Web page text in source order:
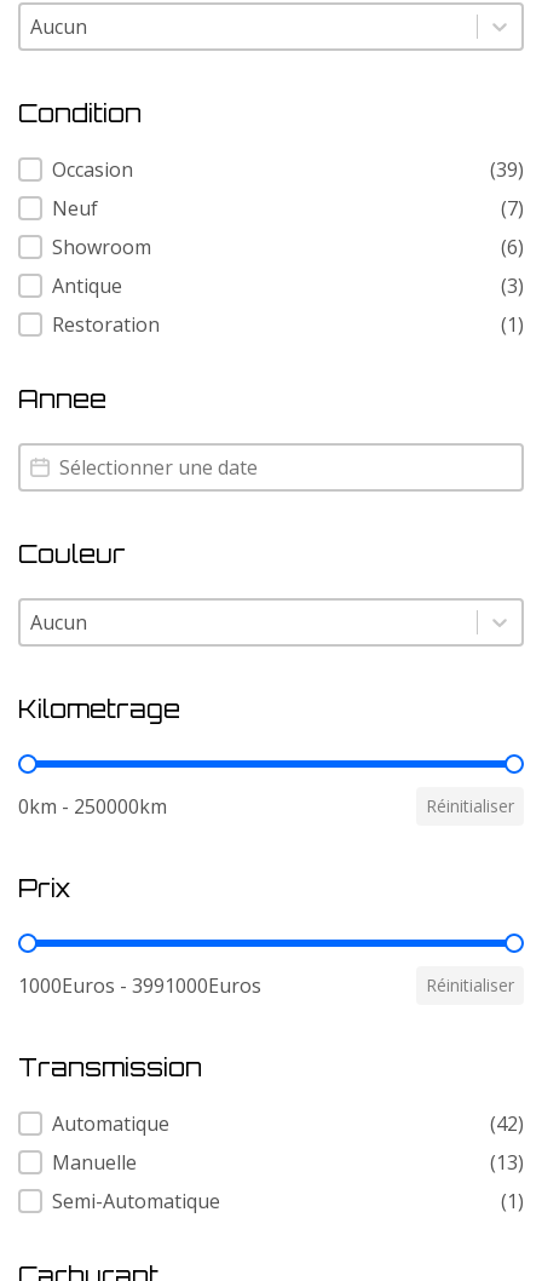
Modele
Modele
Condition
Condition
Occasion
(39)
Neuf
(7)
Showroom
(6)
Antique
(3)
Restoration
(1)
Annee
Annee
Annee
Couleur
Couleur
Couleur
Kilometrage
Kilometrage
0km - 250000km Réinitialiser
Prix
Prix
1000Euros - 3991000Euros Réinitialiser
Transmission
Transmission
Automatique
(42)
Manuelle
(13)
Semi-Automatique
(1)